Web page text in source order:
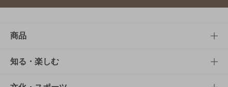
商品
商品TOP
知る・楽しむ